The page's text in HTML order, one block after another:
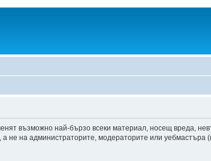
възможно най-бързо всеки материал, носещ вреда,
на администраторите, модераторите или уебмастъра